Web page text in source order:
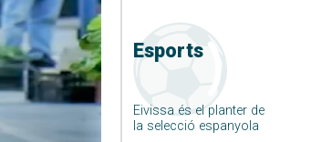
Esports
Eivissa és el planter de
la selecció espanyola